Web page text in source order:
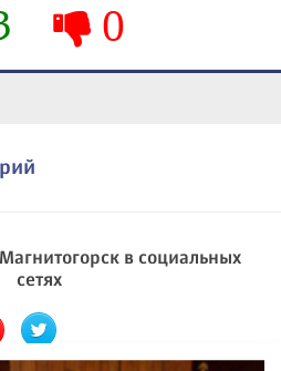
0
в социальных
сетях